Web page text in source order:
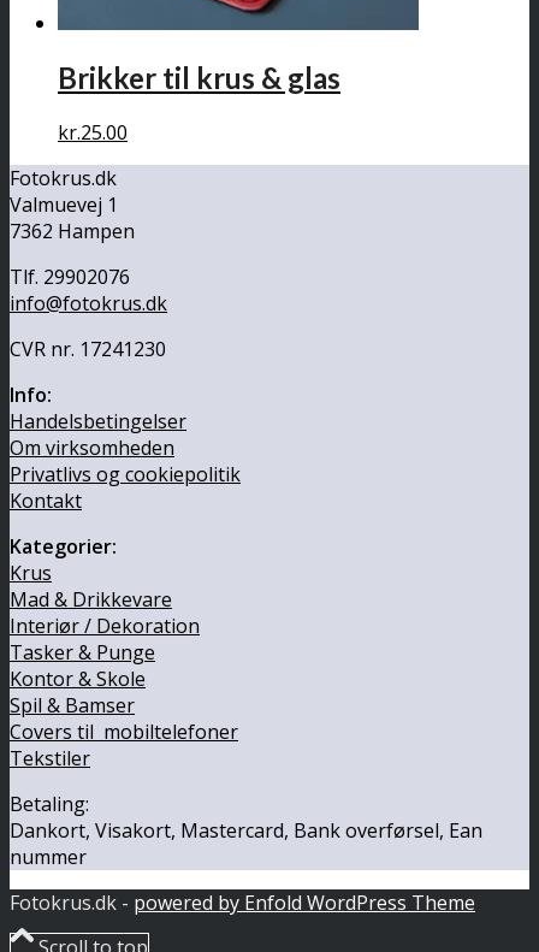
Brikker til krus & glas
kr.25.00
Fotokrus.dk
Valmuevej 1
7362 Hampen
Tlf. 29902076
info@fotokrus.dk
CVR nr. 17241230
Info:
Handelsbetingelser
Om virksomheden
Privatlivs og cookiepolitik
Kontakt
Kategorier:
Krus
Mad & Drikkevare
Interiør / Dekoration
Tasker & Punge
Kontor & Skole
Spil & Bamser
Covers til mobiltelefoner
Tekstiler
Betaling:
Dankort, Visakort, Mastercard, Bank overførsel, Ean
nummer
Fotokrus.dk - powered by Enfold WordPress Theme